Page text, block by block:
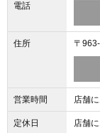
電話
住所 〒
営業時間 店舗
定休日 店舗